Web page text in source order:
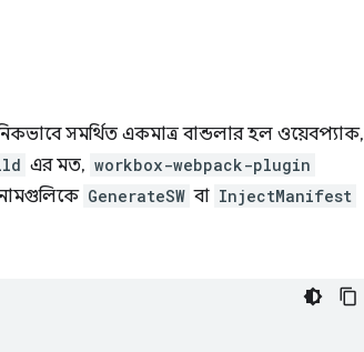
সমর্থিত একমাত্র বান্ডলার হল ওয়েবপ্যাক,
এর মত, workbox-webpack-plugin
নামগুলিকে GenerateSW বা InjectManifest